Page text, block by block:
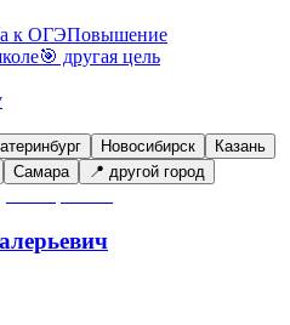
к ОГЭПовышение
🎯 другая цель
Новосибирск
Казань
Самара 📍 другой город